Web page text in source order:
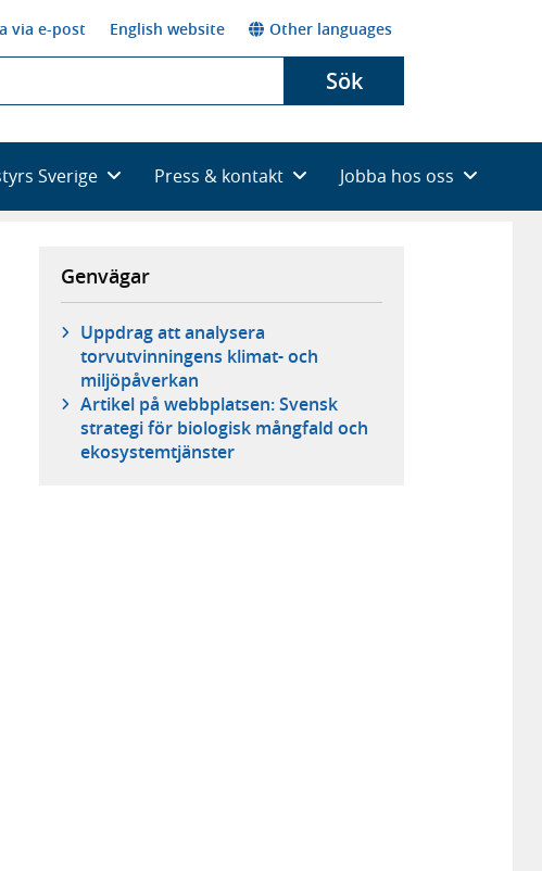
via e-post English website Other languages
Sök
Sverige Press & kontakt Jobba hos oss
Genvägar
Uppdrag att analysera
torvutvinningens klimat- och
miljöpåverkan
Artikel på webbplatsen: Svensk
strategi för biologisk mångfald och
ekosystemtjänster